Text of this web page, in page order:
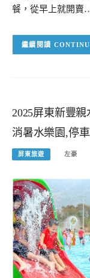
餐，從早上就開賣
2025屏東新豐
消暑水樂園,停
屏東旅遊 左豪